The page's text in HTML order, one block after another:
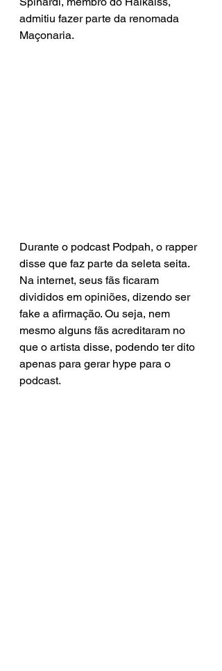
admitiu fazer parte da renomada
Maçonaria.
Durante o podcast Podpah, o rapper
disse que faz parte da seleta seita.
Na internet, seus fãs ficaram
divididos em opiniões, dizendo ser
fake a afirmação. Ou seja, nem
mesmo alguns fãs acreditaram no
que o artista disse, podendo ter dito
apenas para gerar hype para o
podcast.